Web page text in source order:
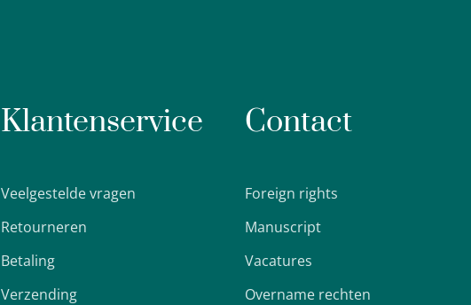
Klantenservice
Veelgestelde vragen
Retourneren
Betaling
Verzending
Contact
Foreign rights
Manuscript
Vacatures
Overname rechten